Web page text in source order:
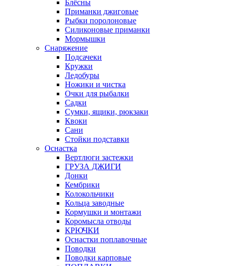
Блёсны
Приманки джиговые
Рыбки поролоновые
Силиконовые приманки
Мормышки
Снаряжение
Подсачеки
Кружки
Ледобуры
Ножики и чистка
Очки для рыбалки
Садки
Сумки, ящики, рюкзаки
Квоки
Сани
Стойки подставки
Оснастка
Вертлюги застежки
ГРУЗА ДЖИГИ
Донки
Кембрики
Колокольчики
Кольца заводные
Кормушки и монтажи
Коромысла отводы
КРЮЧКИ
Оснастки поплавочные
Поводки
Поводки карповые